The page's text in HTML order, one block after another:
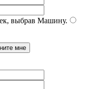
выбрав Машину.